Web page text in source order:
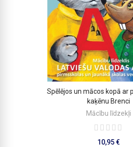
PIEVIENOT
Spēlējos un mācos kopā ar
kaķēnu Brenci
Mācību līdzekļi
10,95 €